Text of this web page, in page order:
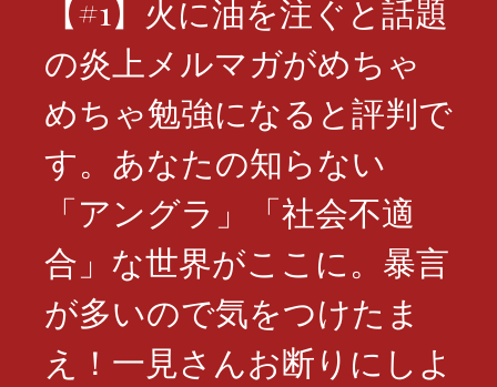
【#1】火に油を注ぐと話題
の炎上メルマガがめちゃ
めちゃ勉強になると評判で
す。あなたの知らない
「アングラ」「社会不適
合」な世界がここに。暴言
が多いので気をつけたま
え！一見さんお断りにしよ